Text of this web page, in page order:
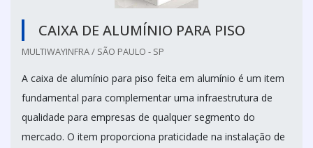
CAIXA DE ALUMÍNIO PARA PISO
MULTIWAYINFRA / SÃO PAULO - SP
A caixa de alumínio para piso feita em alumínio é um item
fundamental para complementar uma infraestrutura de
qualidade para empresas de qualquer segmento do
mercado. O item proporciona praticidade na instalação de